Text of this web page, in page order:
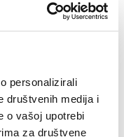
personalizirali
društvenih medija i
o vašoj upotrebi
za društvene